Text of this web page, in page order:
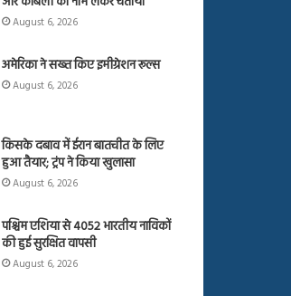
August 6, 2026
अमेरिका ने सख्त किए इमीग्रेशन रूल्स
August 6, 2026
किसके दबाव में ईरान बातचीत के लिए
हुआ तैयार; ट्रंप ने किया खुलासा
August 6, 2026
पश्चिम एशिया से 4052 भारतीय नाविकों
की हुई सुरक्षित वापसी
August 6, 2026